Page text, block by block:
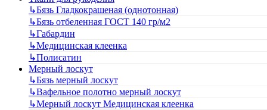
↳Бязь Гладкокрашеная (однотонная)
↳Бязь отбеленная ГОСТ 140 гр/м2
↳Габардин
↳Медицинская клеенка
↳Полисатин
Мерный лоскут
↳Бязь мерный лоскут
↳Вафельное полотно мерный лоскут
↳Мерный лоскут Медицинская клеенка